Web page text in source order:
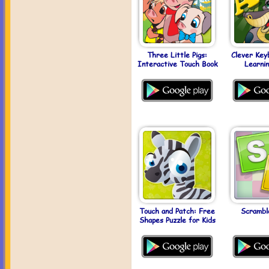
Three Little Pigs:
Interactive Touch Book
Clever
Touch and Patch: Free
Shapes Puzzle for Kids